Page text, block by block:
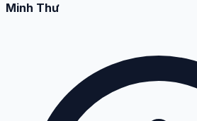
Minh Thư